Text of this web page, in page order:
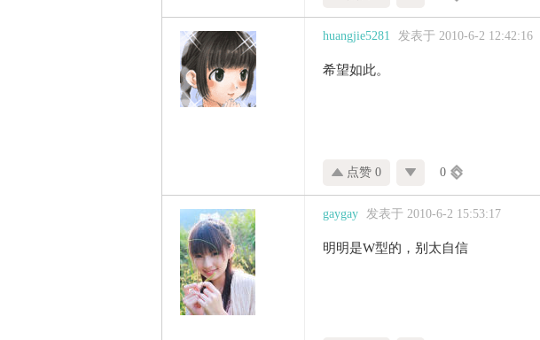
huangjie5281 发表于 2010-6-2 12:42:16
希望如此。
点赞 0 0
gaygay 发表于 2010-6-2 15:53:17
明明是W型的，别太自信